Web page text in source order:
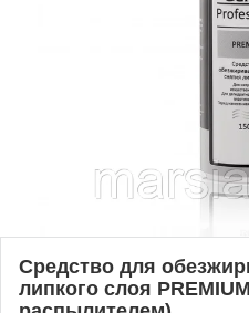
Средство для
липкого слоя